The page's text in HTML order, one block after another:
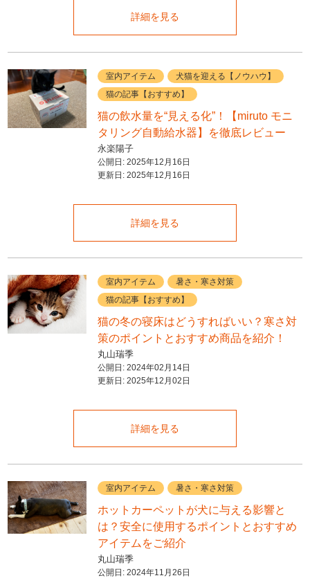
詳細を見る
室内アイテム
犬猫を迎える【ノウハウ】
猫の記事【おすすめ】
猫の飲水量を“見える化”！【miruto モニ
タリング自動給水器】を徹底レビュー
永楽陽子
公開日: 2025年12月16日
更新日: 2025年12月16日
詳細を見る
室内アイテム
暑さ・寒さ対策
猫の記事【おすすめ】
猫の冬の寝床はどうすればいい？寒さ対
策のポイントとおすすめ商品を紹介！
丸山瑞季
公開日: 2024年02月14日
更新日: 2025年12月02日
詳細を見る
室内アイテム 暑さ・寒さ対策
ホットカーペットが犬に与える影響と
は？安全に使用するポイントとおすすめ
アイテムをご紹介
丸山瑞季
公開日: 2024年11月26日